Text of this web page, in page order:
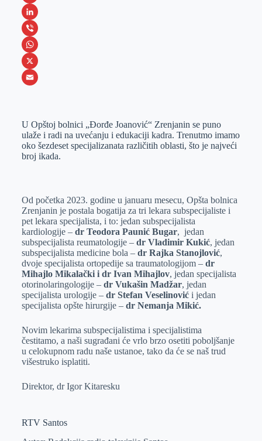
a
c
e
b
o
M
e
s
s
e
e
r
L
i
n
k
I
n
V
i
b
W
h
s
A
p
X
a
i
l
U Opštoj bolnici „Đorđe Joanović“ Zrenjanin se puno
ulaže i radi na uvećanju i edukaciji kadra. Trenutmo imamo
oko šezdeset specijalizanata različitih oblasti, što je najveći
broj ikada.
Od početka 2023. godine u januaru mesecu, Opšta bolnica
Zrenjanin je postala bogatija za tri lekara subspecijaliste i
pet lekara specijalista, i to: jedan subspecijalista
kardiologije –dr Teodora Paunić Bugar, jedan
subspecijalista reumatologije – dr Vladimir Kukić, jedan
subspecijalista medicine bola – dr Rajka Stanojlović,
dvoje specijalista ortopedije sa traumatologijom – dr
Mihajlo Mikalački i dr Ivan Mihajlov, jedan specijalista
otorinolaringologije – dr Vukašin Madžar, jedan
specijalista urologije – dr Stefan Veselinovići jedan
specijalista opšte hirurgije – dr Nemanja Mikić.
Novim lekarima subspecijalistima i specijalistima
čestitamo, a naši sugrađani će vrlo brzo osetiti poboljšanje
u celokupnom radu naše ustanoe, tako da će se naš trud
višestruko isplatiti.
Direktor, dr Igor Kitaresku
RTV Santos